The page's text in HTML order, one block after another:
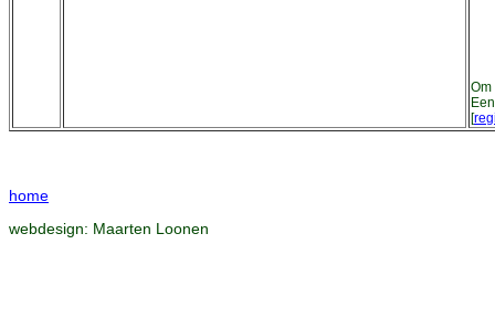
[
home
webdesign: Maarten Loonen